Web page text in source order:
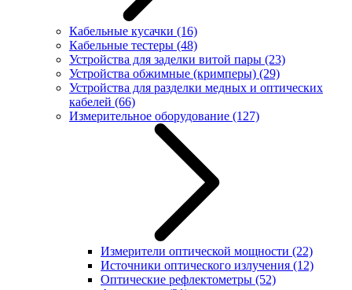
Кабельные кусачки (16)
Кабельные тестеры (48)
Устройства для заделки витой пары (23)
Устройства обжимные (кримперы) (29)
Устройства для разделки медных и оптических
кабелей (66)
Измерительное оборудование (127)
Измерители оптической мощности (22)
Источники оптического излучения (12)
Оптические рефлектометры (52)